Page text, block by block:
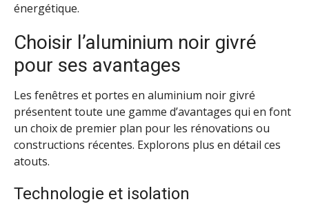
énergétique.
Choisir l’aluminium noir givré
pour ses avantages
Les fenêtres et portes en aluminium noir givré
présentent toute une gamme d’avantages qui en font
un choix de premier plan pour les rénovations ou
constructions récentes. Explorons plus en détail ces
atouts.
Technologie et isolation